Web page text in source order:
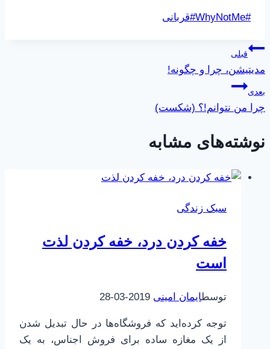
برچسب‌های
#
WhyNotMe
#قربانی
راهبری
نوشته
قبلی
مدیتیشن، چرا و چگونه!
بعدی
چرا من نتوانم!؟ (شکست)
نوشته‌های مشابه
سبک زندگی
خفه کردن درد، خفه کردن لذت
است
توسطایمان امینی 2019-03-28
توجه کرده‌اید که فروشگاه‌ها در حال تبدیل شدن
از یک مغازه ساده برای فروش اجناس، به یک